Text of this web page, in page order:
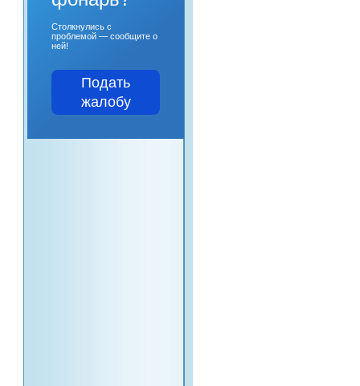
Столкнулись с
проблемой — сообщите о
ней!
Подать
жалобу